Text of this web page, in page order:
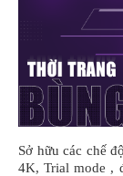
Sở hữu các chế
4K, Trial mode ,